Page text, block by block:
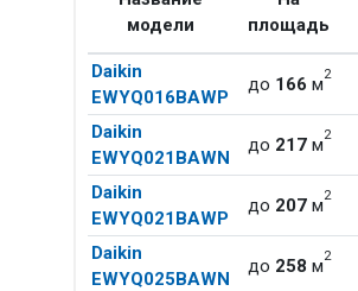
модели
площадь
Daikin
EWYQ016BAWP
до 166 м2
Daikin
EWYQ021BAWN
до 217м2
Daikin
EWYQ021BAWP
до 207м2
Daikin
EWYQ025BAWN
до 258 м2